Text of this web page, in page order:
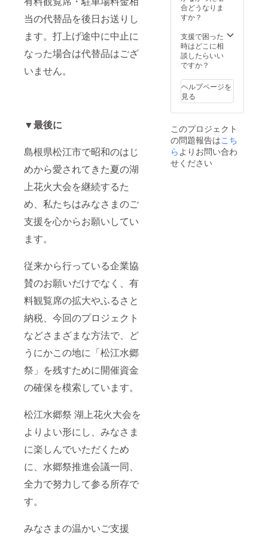
当の代替品を後日お送りし
ます。打上げ途中に中止に
なった場合は代替品はござ
いません。
▼最後に
島根県松江市で昭和のはじ
めから愛されてきた夏の湖
上花火大会を継続するた
め、私たちはみなさまのご
支援を心からお願いしてい
ます。
従来から行っている企業協
賛のお願いだけでなく、有
料観覧席の拡大やふるさと
納税、今回のプロジェクト
などさまざまな方法で、ど
うにかこの地に「松江水郷
祭」を残すために開催資金
の確保を模索しています。
松江水郷祭 湖上花火大会を
よりよい形にし、みなさま
に楽しんでいただくため
に、水郷祭推進会議一同、
全力で努力して参る所存で
す。
みなさまの温かいご支援
合どうなりま
すか？
支援で困った
時はどこに相
談したらいい
ですか？
ヘルプページを
見る
このプロジェクト
の問題報告はこち
らよりお問い合わ
せください